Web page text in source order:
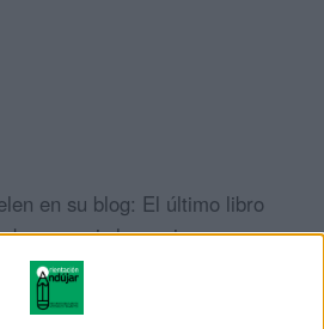
en su blog: El último libro
para mi clase, sirve para
de los artículos,
Observé que tenían algunas